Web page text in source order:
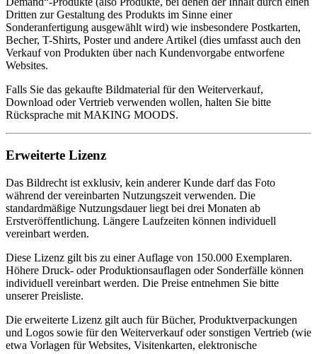
Dritten zur Gestaltung des Produkts im Sinne einer
Sonderanfertigung ausgewählt wird) wie insbesondere Postkarten,
Becher, T-Shirts, Poster und andere Artikel (dies umfasst auch den
Verkauf von Produkten über nach Kundenvorgabe entworfene
Websites.
Falls Sie das gekaufte Bildmaterial für den Weiterverkauf,
Download oder Vertrieb verwenden wollen, halten Sie bitte
Rücksprache mit MAKING MOODS.
Erweiterte Lizenz
Das Bildrecht ist exklusiv, kein anderer Kunde darf das Foto
während der vereinbarten Nutzungszeit verwenden. Die
standardmäßige Nutzungsdauer liegt bei drei Monaten ab
Erstveröffentlichung. Längere Laufzeiten können individuell
vereinbart werden.
Diese Lizenz gilt bis zu einer Auflage von 150.000 Exemplaren.
Höhere Druck- oder Produktionsauflagen oder Sonderfälle können
individuell vereinbart werden. Die Preise entnehmen Sie bitte
unserer Preisliste.
Die erweiterte Lizenz gilt auch für Bücher, Produktverpackungen
und Logos sowie für den Weiterverkauf oder sonstigen Vertrieb (wie
etwa Vorlagen für Websites, Visitenkarten, elektronische